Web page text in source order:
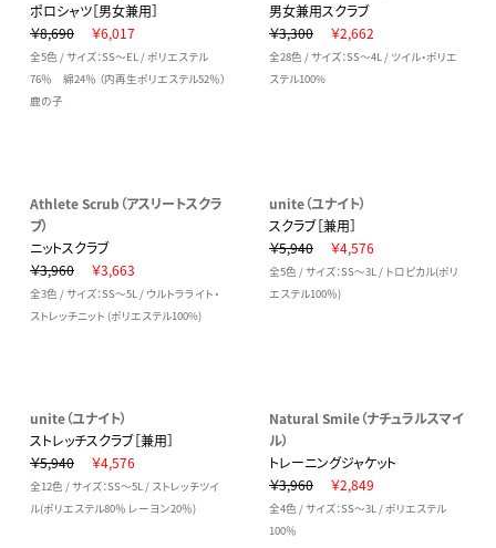
ポロシャツ［男女兼用］
￥8,690
￥6,017
全5色 / サイズ：SS～EL / ポリエステル
76％ 綿24％ （内再生ポリエステル52％）
鹿の子
男女兼用スクラブ
￥3,300
￥2,662
全28色 / サイズ：SS～4L / ツイル・ポリエ
ステル100%
Athlete Scrub（アスリートスクラ
ブ）
ニットスクラブ
￥3,960
￥3,663
全3色 / サイズ：SS～5L / ウルトラライト・
ストレッチニット (ポリエステル100%)
unite（ユナイト）
スクラブ［兼用］
￥5,940
￥4,576
全5色 / サイズ：SS～3L / トロピカル(ポリ
エステル100％)
unite（ユナイト）
ストレッチスクラブ［兼用］
￥5,940
￥4,576
全12色 / サイズ：SS～5L / ストレッチツイ
ル(ポリエステル80％ レーヨン20％)
Natural Smile（ナチュラルスマイ
ル）
トレーニングジャケット
￥3,960
￥2,849
全4色 / サイズ：SS～3L / ポリエステル
100％